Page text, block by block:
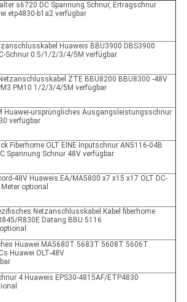
s6720 DC Spannung Schnur, Ertragschnur
etp4830-b1a2 verfügbar
Huaweis BBU3900 DBS3900
Schnur 0.5/1/2/3/4/5M verfügbar
ZTE BBU8200 BBU8300 -48V
PM10 1/2/3/4/5M verfügbar
Huawei-ursprüngliches Ausgangsleistungsschnur
verfügbar
Fiberhome OLT EINE Inputschnur AN5116-04B
Spannung Schnur 48V verfügbar
48V Huaweis EA/MA5800 x7 x15 x17 OLT DC-
optional
Netzanschlusskabel Kabel fiberhome
R830E Datang BBU 5116
Huawei MA5680T 5683T 5608T 5606T
Huawei OLT-48V
4 Huaweis EPS30-4815AF/ETP4830